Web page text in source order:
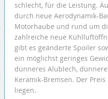
schlecht, für die Leistung.
durch neue Aerodynamik-
Motorhaube und rund um
zahlreiche neue
gibt es geänderte Spoiler
ein möglichst geringes
dünneres Alublech,
Keramik-Bremsen. Der
liegen.